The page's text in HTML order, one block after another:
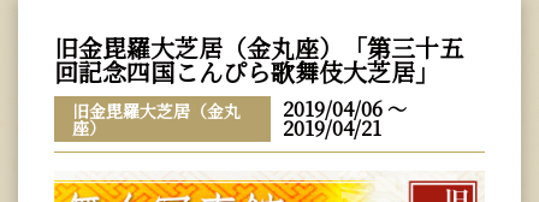
旧金毘羅大芝居（金丸座）「第三十五
回記念四国こんぴら歌舞伎大芝居」
旧金毘羅大芝居（金丸
座）
2019/04/06 ～
2019/04/21